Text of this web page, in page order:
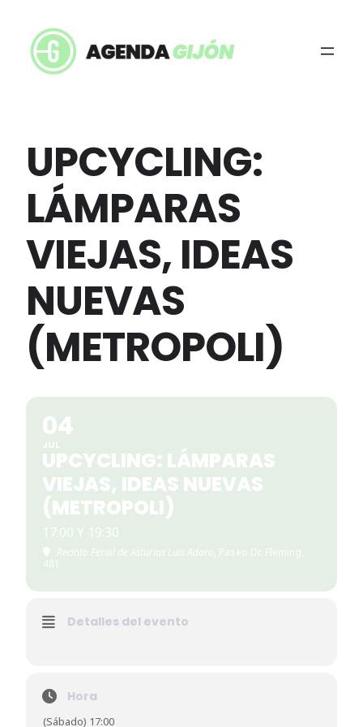
UPCYCLING:
LÁMPARAS
VIEJAS, IDEAS
NUEVAS
(METROPOLI)
04
JUL
UPCYCLING: LÁMPARAS
VIEJAS, IDEAS NUEVAS
(METROPOLI)
17:00 Y 19:30
Recinto Ferial de Asturias Luis Adaro, Paseo Dr. Fleming,
481
Detalles del evento
Hora
(Sábado) 17:00